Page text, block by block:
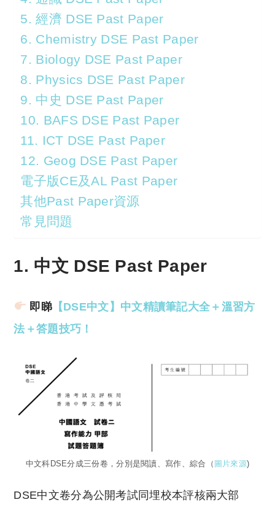
5. 經濟 DSE Past Paper
6. Chemistry DSE Past Paper
7. Biology DSE Past Paper
8. Physics DSE Past Paper
9. 中史 DSE Past Paper
10. BAFS DSE Past Paper
11. ICT DSE Past Paper
12. Geog DSE Past Paper
電子版CE及AL Past Paper
其他Past Paper資源
常見問題
1. 中文 DSE Past Paper
即睇【DSE中文】中文精讀筆記大全＋溫習方
法＋答題技巧！
中文科DSE分成三份卷，分別是閱讀、寫作、綜合（ 圖片來源)
DSE中文卷分為公開考試同埋校本評核兩大部